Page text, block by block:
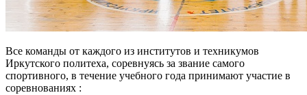
Все команды от каждого из институтов и техникумов
Иркутского политеха, соревнуясь за звание самого
спортивного, в течение учебного года принимают участие в
соревнованиях :